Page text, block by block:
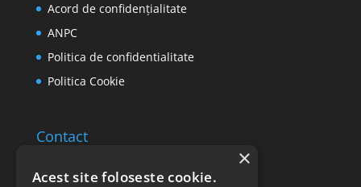
Acord de confidențialitate
ANPC
Politica de confidentialitate
Politica Cookie
Contact
Acest site foloseste cookie.
×